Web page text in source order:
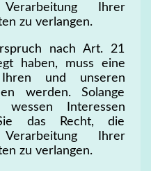
Ihrer
zu verlangen.
nach Art. 21
haben, muss eine
und unseren
werden. Solange
Interessen
das Recht, die
Ihrer
zu verlangen.